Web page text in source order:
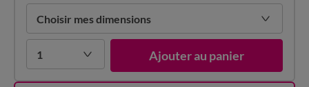
Choisir mes dimensions
1 Ajouter au panier